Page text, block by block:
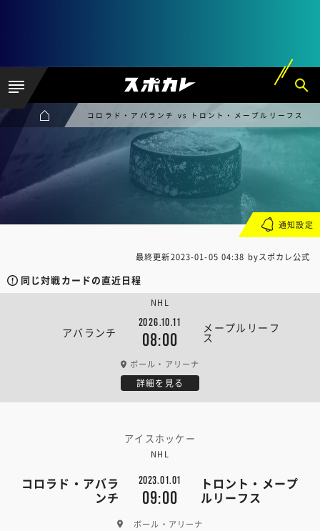
コロラド・アバランチ vs トロント・メープルリーフス
最終更新2023-01-05 04:38 byスポカレ公式
同じ対戦カードの直近日程
アバランチ
2026.10.11
08:00
メープルリーフ
ス
NHL
ボール・アリーナ
詳細を見る
アイスホッケー
NHL
コロラド・アバラ
ンチ
2023.01.01
09:00
トロント・メープ
ルリーフス
ボール・アリーナ
通知設定